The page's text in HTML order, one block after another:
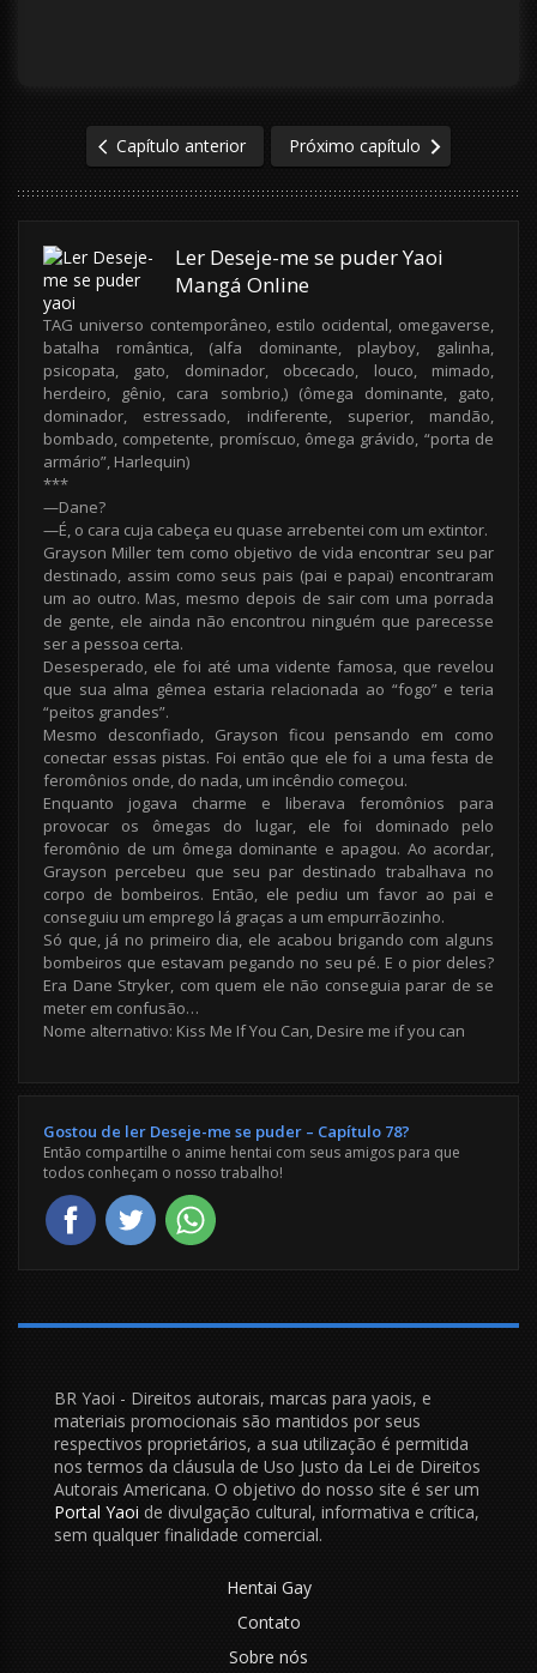
Capítulo anterior Próximo capítulo
Ler Deseje-me se puder Yaoi
Mangá Online
TAG universo contemporâneo, estilo ocidental, omegaverse,
batalha romântica, (alfa dominante, playboy, galinha,
psicopata, gato, dominador, obcecado, louco, mimado,
herdeiro, gênio, cara sombrio,) (ômega dominante, gato,
dominador, estressado, indiferente, superior, mandão,
bombado, competente, promíscuo, ômega grávido, “porta de
armário”, Harlequin)
***
—Dane?
—É, o cara cuja cabeça eu quase arrebentei com um extintor.
Grayson Miller tem como objetivo de vida encontrar seu par
destinado, assim como seus pais (pai e papai) encontraram
um ao outro. Mas, mesmo depois de sair com uma porrada
de gente, ele ainda não encontrou ninguém que parecesse
ser a pessoa certa.
Desesperado, ele foi até uma vidente famosa, que revelou
que sua alma gêmea estaria relacionada ao “fogo” e teria
“peitos grandes”.
Mesmo desconfiado, Grayson ficou pensando em como
conectar essas pistas. Foi então que ele foi a uma festa de
feromônios onde, do nada, um incêndio começou.
Enquanto jogava charme e liberava feromônios para
provocar os ômegas do lugar, ele foi dominado pelo
feromônio de um ômega dominante e apagou. Ao acordar,
Grayson percebeu que seu par destinado trabalhava no
corpo de bombeiros. Então, ele pediu um favor ao pai e
conseguiu um emprego lá graças a um empurrãozinho.
Só que, já no primeiro dia, ele acabou brigando com alguns
bombeiros que estavam pegando no seu pé. E o pior deles?
Era Dane Stryker, com quem ele não conseguia parar de se
meter em confusão…
Nome alternativo: Kiss Me If You Can, Desire me if you can
Gostou de ler Deseje-me se puder – Capítulo 78?
Então compartilhe o anime hentai com seus amigos para que
todos conheçam o nosso trabalho!
BR Yaoi - Direitos autorais, marcas para yaois, e
materiais promocionais são mantidos por seus
respectivos proprietários, a sua utilização é permitida
nos termos da cláusula de Uso Justo da Lei de Direitos
Autorais Americana. O objetivo do nosso site é ser um
Portal Yaoi de divulgação cultural, informativa e crítica,
sem qualquer finalidade comercial.
Hentai Gay
Contato
Sobre nós